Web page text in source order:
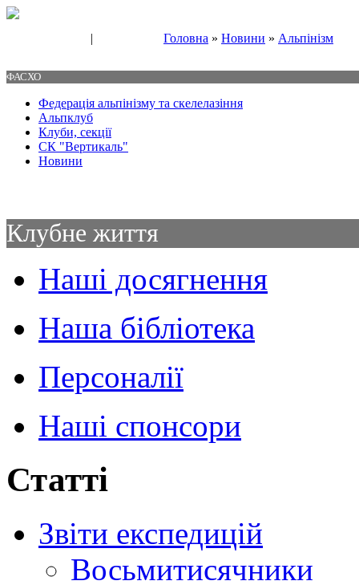
| Головна » Новини » Альпінізм
ФАСХО
Федерація альпінізму та скелелазіння
Альпклуб
Клуби, секції
СК "Вертикаль"
Новини
Клубне життя
Наші досягнення
Наша бібліотека
Персоналії
Наші спонсори
Статті
Звіти експедицій
Восьмитисячники